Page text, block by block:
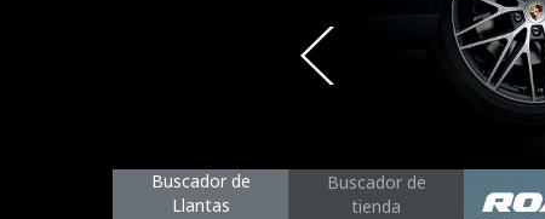
Buscador de
Llantas
Buscador de
tienda